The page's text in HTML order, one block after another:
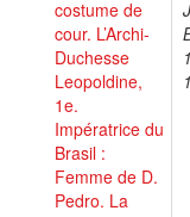
costume de
cour. L’Archi-
Duchesse
Leopoldine,
1e.
Impératrice du
Brasil :
Femme de D.
Pedro. La